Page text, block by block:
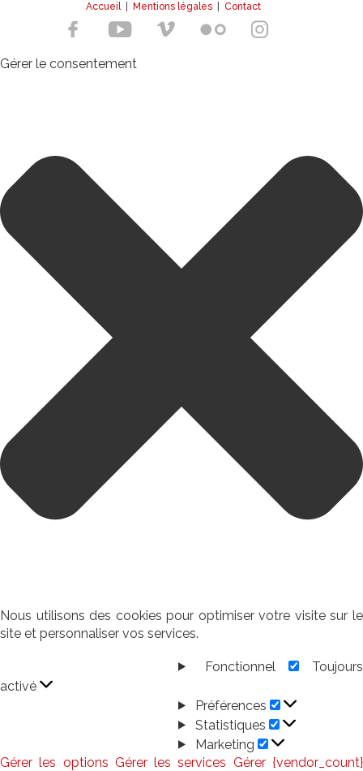
Accueil| Mentions légales Contact
Gérer le consentement
Nous utilisons des cookies pour optimiser votre visite sur le
site et personnaliser vos services.
Fonctionnel
Toujours
activé
Préférences
Statistiques
Marketing
Gérer les options Gérer les services Gérer {vendor_count}